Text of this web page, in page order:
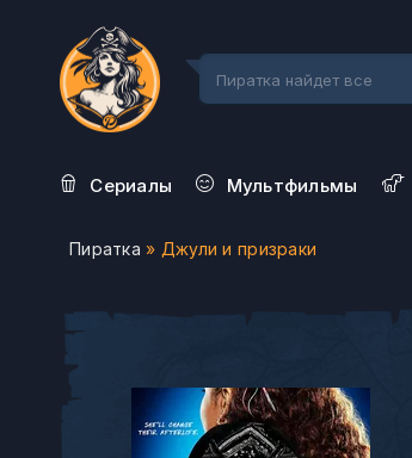
Сериалы Мультфильмы
Пиратка » Джули и призраки